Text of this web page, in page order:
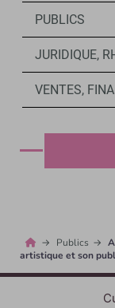
PUBLICS
JURIDIQUE,
VENTES,
Publics
artistique et son